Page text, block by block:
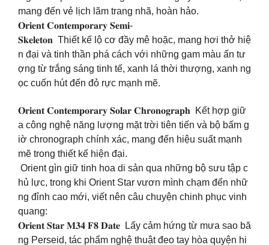
mang đến vẻ lịch lãm trang nhã, hoàn hảo.
𝐎𝐫𝐢𝐞𝐧𝐭 𝐂𝐨𝐧𝐭𝐞𝐦𝐩𝐨𝐫𝐚𝐫𝐲 𝐒𝐞𝐦𝐢-
𝐒𝐤𝐞𝐥𝐞𝐭𝐨𝐧 Thiết kế lộ cơ đầy mê hoặc, mang hơi thở hiệ
n đại và tinh thần phá cách với những gam màu ấn tư
ợng từ trắng sáng tinh tế, xanh lá thời thượng, xanh ng
ọc cuốn hút đến đỏ rực mạnh mẽ.
𝐎𝐫𝐢𝐞𝐧𝐭 𝐂𝐨𝐧𝐭𝐞𝐦𝐩𝐨𝐫𝐚𝐫𝐲 𝐒𝐨𝐥𝐚𝐫 𝐂𝐡𝐫𝐨𝐧𝐨𝐠𝐫𝐚𝐩𝐡 Kết hợp giữ
a công nghệ năng lượng mặt trời tiên tiến và bộ bấm g
iờ chronograph chính xác, mang đến hiệu suất mạnh
mẽ trong thiết kế hiện đại.
Orient gìn giữ tinh hoa di sản qua những bộ sưu tập c
hủ lực, trong khi Orient Star vươn mình chạm đến nhữ
ng đỉnh cao mới, viết nên câu chuyện chinh phục vinh
quang:
𝐎𝐫𝐢𝐞𝐧𝐭 𝐒𝐭𝐚𝐫 𝐌𝟑𝟒 𝐅𝟖 𝐃𝐚𝐭𝐞 Lấy cảm hứng từ mưa sao bă
ng Perseid, tác phẩm nghệ thuật đeo tay hòa quyện hi